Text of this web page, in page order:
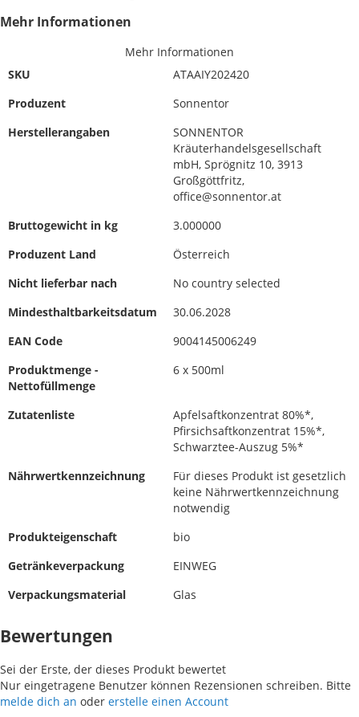
Mehr Informationen
Mehr Informationen
SKU
ATAAIY202420
Produzent
Sonnentor
Herstellerangaben
SONNENTOR
Kräuterhandelsgesellschaft
mbH, Sprögnitz 10, 3913
Großgöttfritz,
office@sonnentor.at
Bruttogewicht in kg
3.000000
Produzent Land
Österreich
Nicht lieferbar nach
No country selected
Mindesthaltbarkeitsdatum
30.06.2028
EAN Code
9004145006249
Produktmenge -
Nettofüllmenge
6 x 500ml
Zutatenliste
Apfelsaftkonzentrat 80%*,
Pfirsichsaftkonzentrat 15%*,
Schwarztee-Auszug 5%*
Nährwertkennzeichnung
Für dieses Produkt ist gesetzlich
keine Nährwertkennzeichnung
notwendig
Produkteigenschaft
bio
Getränkeverpackung
EINWEG
Verpackungsmaterial
Glas
Bewertungen
Sei der Erste, der dieses Produkt bewertet
Nur eingetragene Benutzer können Rezensionen schreiben. Bitte
melde dich an oder erstelle einen Account